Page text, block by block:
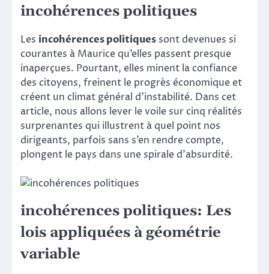
incohérences politiques
Les incohérences politiques sont devenues si
courantes à Maurice qu’elles passent presque
inaperçues. Pourtant, elles minent la confiance
des citoyens, freinent le progrès économique et
créent un climat général d’instabilité. Dans cet
article, nous allons lever le voile sur cinq réalités
surprenantes qui illustrent à quel point nos
dirigeants, parfois sans s’en rendre compte,
plongent le pays dans une spirale d’absurdité.
incohérences politiques: Les
lois appliquées à géométrie
variable